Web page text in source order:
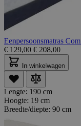
Eenpersoonsmatras
€ 129,00 € 208,00
In winkelwagen
Lengte: 190 cm
Hoogte: 19 cm
Breedte/diepte: 90 cm